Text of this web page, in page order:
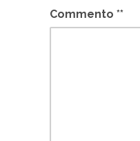
Commento *